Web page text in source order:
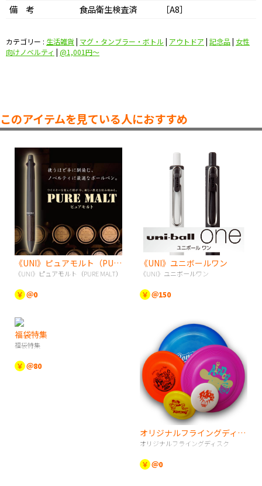
備 考 食品衛生検査済 ［A8］
カテゴリー : 生活雑貨| マグ・タンブラー・ボトル | アウトドア | 記念品| 女性
向けノベルティ | @1,001円〜
このアイテムを見ている人におすすめ
《UNI》ピュアモルト（PURE MALT）
《UNI》ピュアモルト（PURE MALT）
￥ ＠0
《UNI》ユニボールワン
《UNI》ユニボールワン
￥ ＠150
福袋特集
福袋特集
￥ ＠80
オリジナルフライングディスク
オリジナルフライングディスク
￥ ＠0